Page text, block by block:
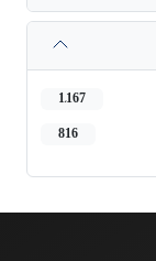
1,167
816